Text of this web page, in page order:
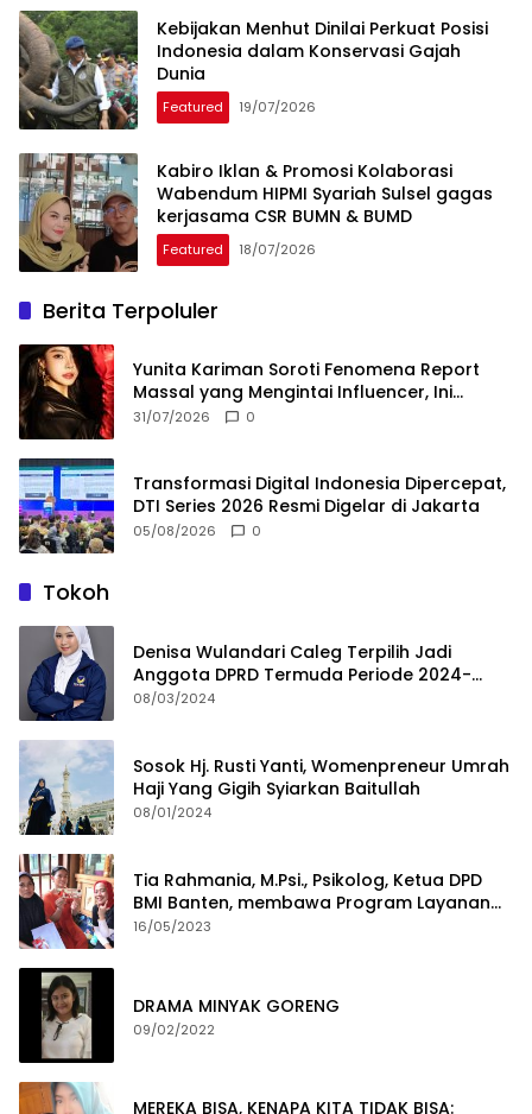
Kebijakan Menhut Dinilai Perkuat Posisi
Indonesia dalam Konservasi Gajah
Dunia
Featured 19/07/2026
Kabiro Iklan & Promosi Kolaborasi
Wabendum HIPMI Syariah Sulsel gagas
kerjasama CSR BUMN & BUMD
Featured 18/07/2026
Berita Terpoluler
Yunita Kariman Soroti Fenomena Report
Massal yang Mengintai Influencer, Ini
Langkah Proteksi Akun yang Perlu Diketahui
31/07/2026 0
Transformasi Digital Indonesia Dipercepat,
DTI Series 2026 Resmi Digelar di Jakarta
05/08/2026 0
Tokoh
Denisa Wulandari Caleg Terpilih Jadi
Anggota DPRD Termuda Periode 2024-
2029
08/03/2024
Sosok Hj. Rusti Yanti, Womenpreneur Umrah
Haji Yang Gigih Syiarkan Baitullah
08/01/2024
Tia Rahmania, M.Psi., Psikolog, Ketua DPD
BMI Banten, membawa Program Layanan
Pembuatan Dokumen Kependudukan
16/05/2023
DRAMA MINYAK GORENG
09/02/2022
MEREKA BISA, KENAPA KITA TIDAK BISA: